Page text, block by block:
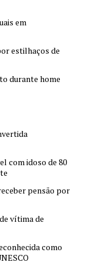
em
estilhaços de
durante home
com idoso de 80
pensão por
vítima de
como